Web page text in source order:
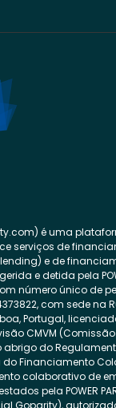
é uma
serviços de
e de
e detida pela
número único de
com sede na
Portugal,
CMVM
do
do Financiamento
colaborativo de
pela POWER